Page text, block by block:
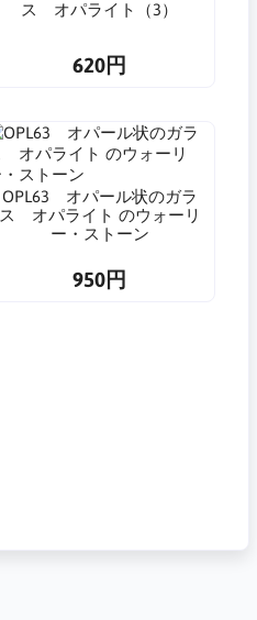
ス オパライト（3）
620円
OPL63 オパール状のガラ
ス オパライト のウォーリ
ー・ストーン
950円